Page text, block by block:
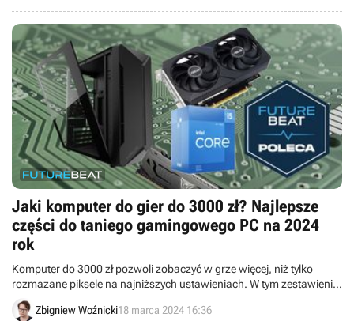
Jaki komputer do gier do 3000 zł? Najlepsze
części do taniego gamingowego PC na 2024
rok
Komputer do 3000 zł pozwoli zobaczyć w grze więcej, niż tylko
rozmazane piksele na najniższych ustawieniach. W tym zestawieniu
znajdziesz wszystkie potrzebne elementy, żeby zmieścić się we
wspomnianym budżecie.
Zbigniew Woźnicki18 marca 2024 16:36